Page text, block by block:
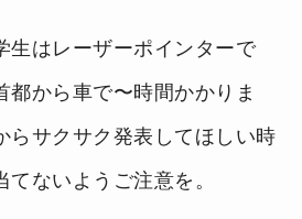
生はレーザーポインターで
都から車で〜時間かかりま
らサクサク発表してほしい時
ないようご注意を。